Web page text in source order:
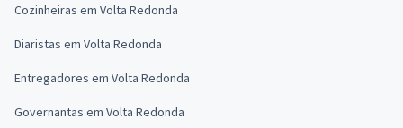
Cozinheiras em Volta Redonda
Diaristas em Volta Redonda
Entregadores em Volta Redonda
Governantas em Volta Redonda